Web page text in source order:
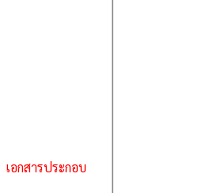
เอกสารประกอบ